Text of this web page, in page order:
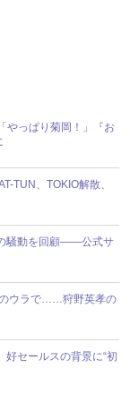
やっぱり菊岡！」『お
TUN、TOKIO解散、
騒動を回顧――公式サ
のウラで……狩野英孝の
セールスの背景に“初